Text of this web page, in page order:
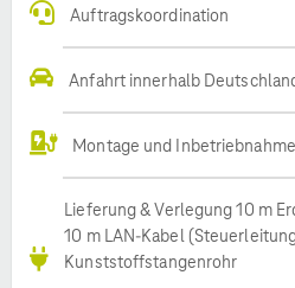
Auftragskoordination
Anfahrt innerhalb
Montage und
Lieferung & Verlegung 10 m
10 m LAN-Kabel
Kunststoffstangenrohr